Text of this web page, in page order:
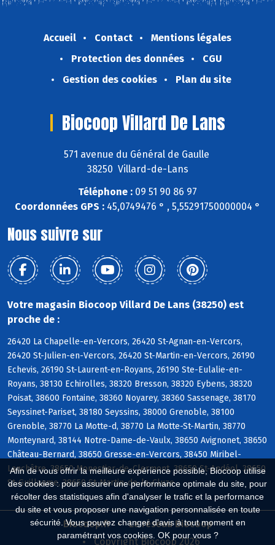
Afin de vous offrir la meilleure expérience possible, Biocoop utilise
des cookies : pour assurer une performance optimale du site, pour
récolter des statistiques afin d'analyser le trafic et la performance
du site et vous proposer une navigation personnalisée en toute
sécurité. Vous pouvez changer d'avis à tout moment en
paramétrant vos cookies. OK pour vous ?
Accueil Contact
Mentions légales
Protection des données
CGU
Gestion des cookies
Plan du site
Biocoop Villard De Lans
571 avenue du Général de Gaulle
38250 Villard-de-Lans
Téléphone : 09 51 90 86 97
Coordonnées GPS : 45,0749476 ° , 5,55291750000004 °
Nous suivre sur
Votre magasin Biocoop Villard De Lans (38250) est
proche de :
26420 La Chapelle-en-Vercors, 26420 St-Agnan-en-Vercors,
26420 St-Julien-en-Vercors, 26420 St-Martin-en-Vercors, 26190
Echevis, 26190 St-Laurent-en-Royans, 26190 Ste-Eulalie-en-
Royans, 38130 Echirolles, 38320 Bresson, 38320 Eybens, 38320
Poisat, 38600 Fontaine, 38360 Noyarey, 38360 Sassenage, 38170
Seyssinet-Pariset, 38180 Seyssins, 38000 Grenoble, 38100
Grenoble, 38770 La Motte-d, 38770 La Motte-St-Martin, 38770
Monteynard, 38144 Notre-Dame-de-Vaulx, 38650 Avignonet, 38650
Château-Bernard, 38650 Gresse-en-Vercors, 38450 Miribel-
Lanchâtre, 38650 Monestier-de-Clermont, 38650 St-Andéol, 38650
St-Guillaume, 38650 St-Martin-de-la-Cluze
Biocoop.fr
Le réseau Biocoop
Copyright Biocoop 2026